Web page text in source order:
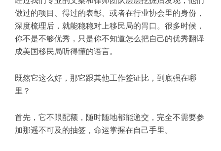
做过的项目、得过的表彰、或者在行业协会里的身份，
深度梳理后 ，就能稳稳对上移民局的胃口。很多时候，
你不是不够优秀，只是你不知道怎么把自己的优秀翻译
成美国移民局听得懂的语言。
既然它这么好，那它跟其他工作签证比，到底强在哪
里？
首先，它不限配额，随时随地都能递交，完全不需要参
加那遥不可及 的抽签，命运掌握在自己手里。